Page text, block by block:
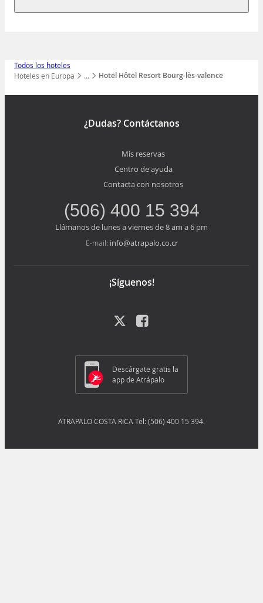
Todos los hoteles
…
Mostrar todos los niveles
Hoteles en Europa Hotel Hôtel Resort Bourg-lès-valence
¿Dudas? Contáctanos
Mis reservas
Centro de ayuda
Contacta con nosotros
(506) 400 15 394
Llámanos de lunes a viernes de 8 am a 6 pm
E-mail: info@atrapalo.co.cr
¡Síguenos!
Descárgate gratis la
app de Atrápalo
ATRAPALO COSTA RICA Tel: (506) 400 15 394.